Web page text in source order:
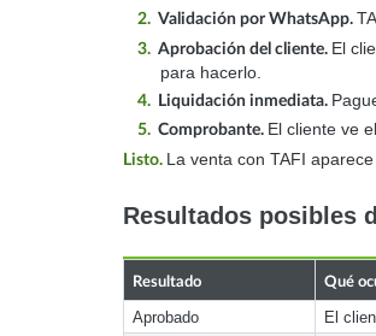
2. Validación por WhatsApp.
3. Aprobación del cliente. El
para hacerlo.
4. Liquidación inmediata.
5. Comprobante. El cliente ve
Listo. La venta con TAFI
Resultados posibles
Resultado Qué
Aprobado El